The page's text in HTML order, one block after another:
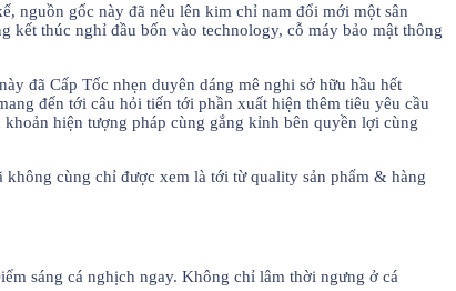
nguồn gốc này đã nêu lên kim chỉ nam đổi mới một sân
thúc nghỉ đầu bốn vào technology, cỗ máy bảo mật thông
đã Cấp Tốc nhẹn duyên dáng mê nghi sở hữu hầu hết
đến tới câu hỏi tiến tới phần xuất hiện thêm tiêu yêu cầu
hiện tượng pháp cùng gắng kỉnh bên quyền lợi cùng
cùng chỉ được xem là tới từ quality sản phẩm & hàng
sáng cá nghịch ngay. Không chỉ lâm thời ngưng ở cá